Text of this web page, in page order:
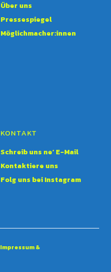
Über uns
Pressespiegel
Möglichmacher:innen
KONTAKT
Schreib uns ne‘ E-Mail
Kontaktiere uns
Folg uns bei Instagram
Impressum &